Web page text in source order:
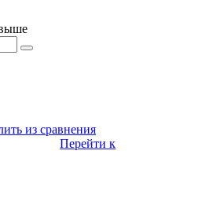
из сравнения
Перейти к